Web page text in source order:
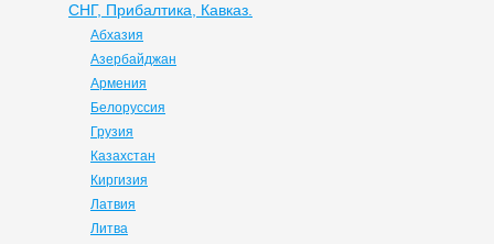
СНГ, Прибалтика, Кавказ.
Абхазия
Азербайджан
Армения
Белоруссия
Грузия
Казахстан
Киргизия
Латвия
Литва